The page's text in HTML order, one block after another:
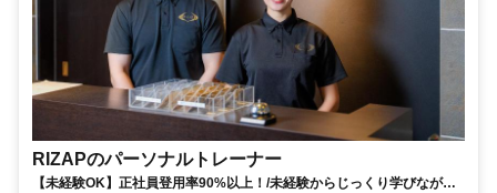
RIZAPのパーソナルトレーナー
【未経験OK】正社員登用率90%以上！/未経験からじっくり学びながら